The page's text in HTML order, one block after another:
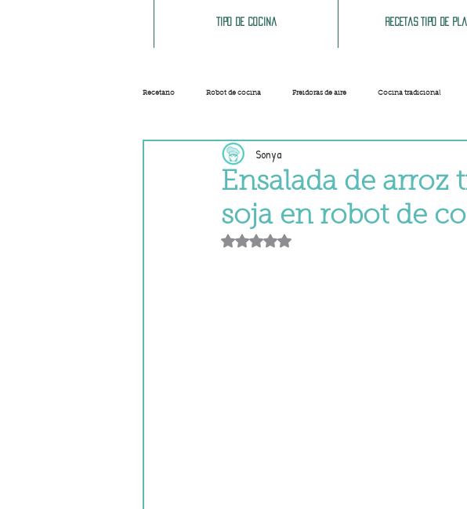
Recetas tipo de
Tipo de cocina
Recetario Robot de cocina Freidoras de aire Cocina tradicional
Sopas y cremas
Masas Recetas base Limpieza del hogar
Ensalada de arroz
soja en robot de
Sonya
Obtuvo NaN de 5 estrellas.